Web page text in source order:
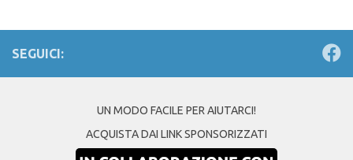
SEGUICI:
UN MODO FACILE PER AIUTARCI!
ACQUISTA DAI LINK SPONSORIZZATI